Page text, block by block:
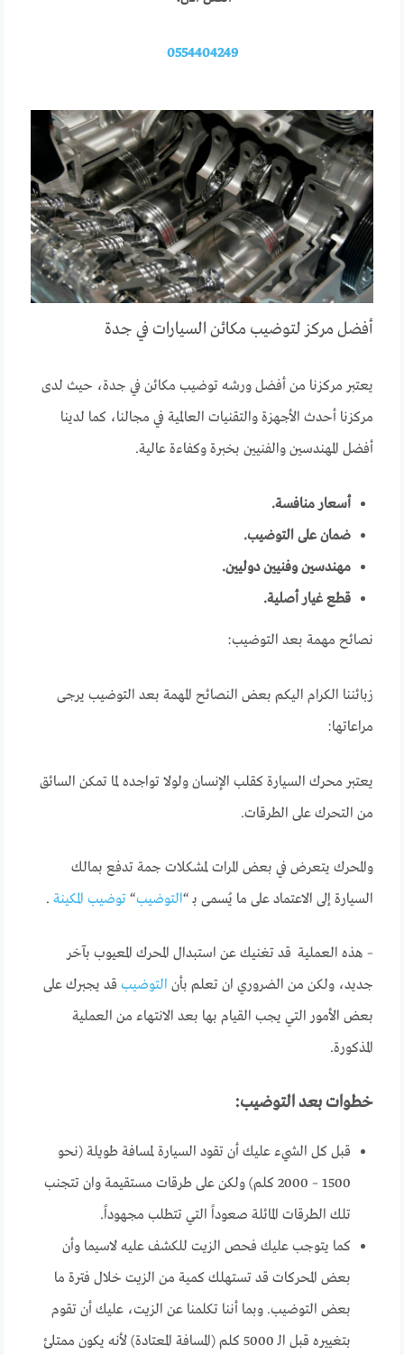
0554404249
أفضل مركز لتوضيب مكائن السيارات في جدة
يعتبر مركزنا من أفضل ورشه توضيب مكائن في جدة، حيث لدى
مركزنا أحدث الأجهزة والتقنيات العالمية في مجالنا، كما لدينا
أفضل المهندسين والفنيين بخبرة وكفاءة عالية.
أسعار منافسة.
ضمان على التوضيب.
مهندسين وفنيين دوليين.
قطع غيار أصلية.
نصائح مهمة بعد التوضيب:
زبائننا الكرام اليكم بعض النصائح المهمة بعد التوضيب يرجى
مراعاتها:
يعتبر محرك السيارة كقلب الإنسان ولولا تواجده لما تمكن السائق
من التحرك على الطرقات.
والمحرك يتعرض في بعض المرات لمشكلات جمة تدفع بمالك
السيارة إلى الاعتماد على ما يُسمى بـ “التوضيب“ توضيب المكينة .
– هذه العملية قد تغنيك عن استبدال المحرك المعيوب بآخر
جديد، ولكن من الضروري ان تعلم بأن التوضيب قد يجبرك على
بعض الأمور التي يجب القيام بها بعد الانتهاء من العملية
المذكورة.
خطوات بعد التوضيب:
قبل كل الشيء عليك أن تقود السيارة لمسافة طويلة (نحو
1500 – 2000 كلم) ولكن على طرقات مستقيمة وان تتجنب
تلك الطرقات المائلة صعوداً التي تتطلب مجهوداً.
كما يتوجب عليك فحص الزيت للكشف عليه لاسيما وأن
بعض المحركات قد تستهلك كمية من الزيت خلال فترة ما
بعض التوضيب. وبما أننا تكلمنا عن الزيت، عليك أن تقوم
بتغييره قبل الـ 5000 كلم (المسافة المعتادة) لأنه يكون ممتلئ